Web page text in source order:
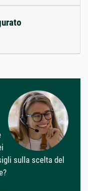
sulla scelta del